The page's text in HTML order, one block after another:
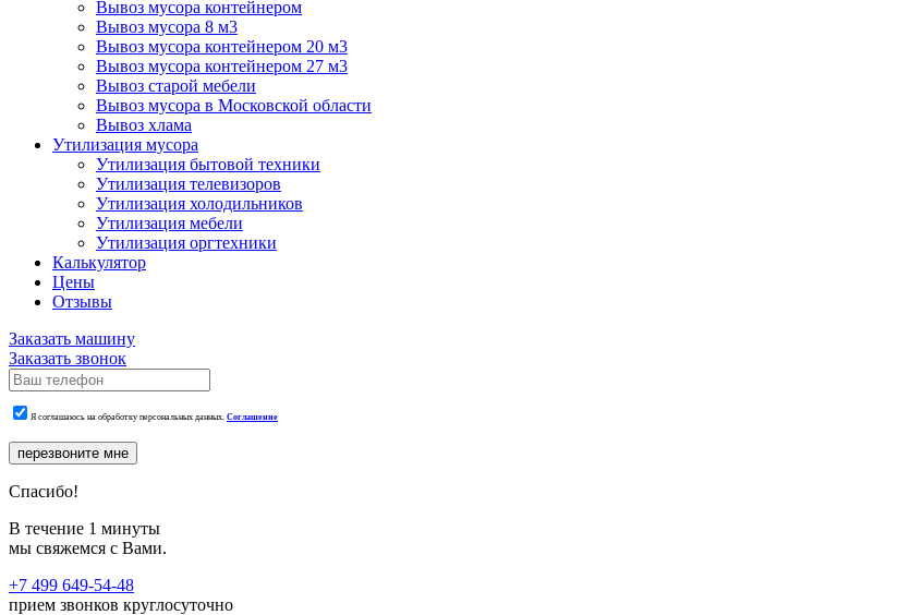
Вывоз мусора контейнером
Вывоз мусора 8 м3
Вывоз мусора контейнером 20 м3
Вывоз мусора контейнером 27 м3
Вывоз старой мебели
Вывоз мусора в Московской области
Вывоз хлама
Утилизация мусора
Утилизация бытовой техники
Утилизация телевизоров
Утилизация холодильников
Утилизация мебели
Утилизация оргтехники
Калькулятор
Цены
Отзывы
Заказать машину
Заказать звонок
Я соглашаюсь на обработку персональных данных. Соглашение
перезвоните мне
Спасибо!
В течение 1 минуты
мы свяжемся с Вами.
+7 499 649-54-48
прием звонков круглосуточно